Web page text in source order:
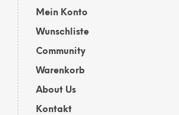
Mein Konto
Wunschliste
Community
Warenkorb
About Us
Kontakt